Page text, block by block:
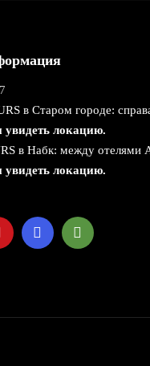
в Старом городе:
локацию.
в Набк: между отелями
локацию.